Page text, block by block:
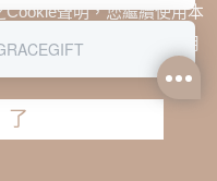
黑
聲明，您繼續使用本
用條款之Cookie聲明使用